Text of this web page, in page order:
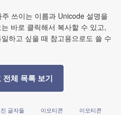
쓰이는 이름과 Unicode 설명을
바로 클릭해서 복사할 수 있고,
하고 싶을 때 참고용으로도 쓸 수
전체 목록 보기
글자들 이모티콘 이모티콘